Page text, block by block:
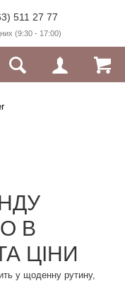
511 27 77
(9:30 - 17:00)
В
ЦІНИ
у щоденну рутину,